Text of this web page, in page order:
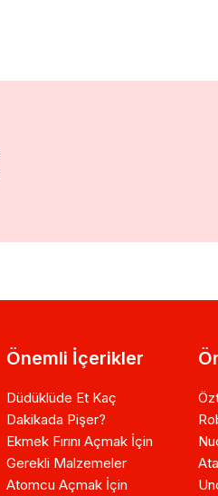
Önemli İçerikler
Düdüklüde Et Kaç
Dakikada Pişer?
Ekmek Fırını Açmak İçin
Gerekli Malzemeler
Atomcu Açmak İçin